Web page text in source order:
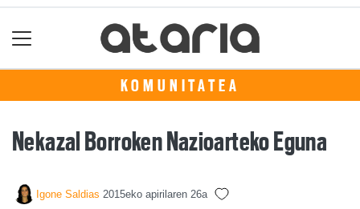
KOMUNITATEA
Nekazal Borroken Nazioarteko Eguna
Igone Saldias 2015eko apirilaren 26a